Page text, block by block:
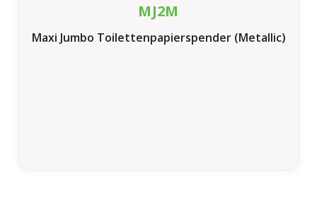
MJ2M
Maxi Jumbo Toilettenpapierspender (Metallic)